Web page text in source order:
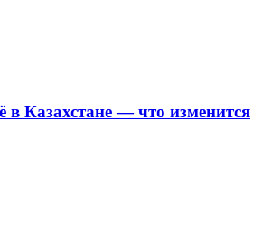
в Казахстане — что изменится